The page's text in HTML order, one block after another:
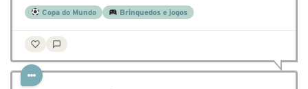
Copa do Mundo Brinquedos e jogos